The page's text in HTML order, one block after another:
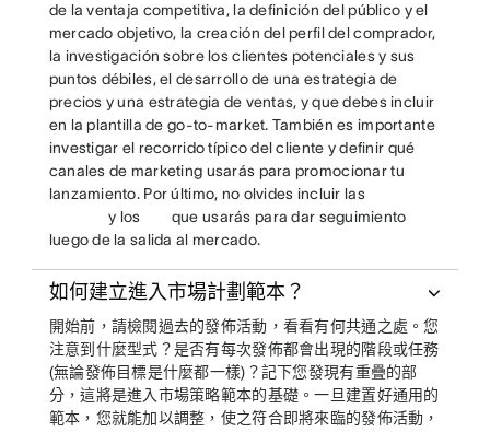
de la ventaja competitiva, la definición del público y el
mercado objetivo, la creación del perfil del comprador,
la investigación sobre los clientes potenciales y sus
puntos débiles, el desarrollo de una estrategia de
precios y una estrategia de ventas, y que debes incluir
en la plantilla de go-to-market. También es importante
investigar el recorrido típico del cliente y definir qué
canales de marketing usarás para promocionar tu
lanzamiento. Por último, no olvides incluir las
y los
que usarás para dar seguimiento
luego de la salida al mercado.
如何建立進入市場計劃範本？
開始前，請檢閱過去的發佈活動，看看有何共通之處。您
注意到什麼型式？是否有每次發佈都會出現的階段或任務
(無論發佈目標是什麼都一樣)？記下您發現有重疊的部
分，這將是進入市場策略範本的基礎。一旦建置好通用的
範本，您就能加以調整，使之符合即將來臨的發佈活動，